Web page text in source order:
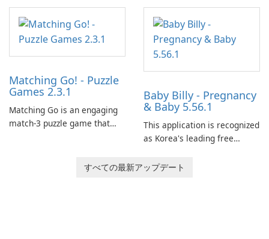
Matching Go! - Puzzle
Games 2.3.1
Matching Go is an engaging
match-3 puzzle game that
Ollie, on an adventurous
Baby Billy - Pregnancy
& Baby 5.56.1
This application is recognized
as Korea's leading free
baby tracking, offering
すべての最新アップデート